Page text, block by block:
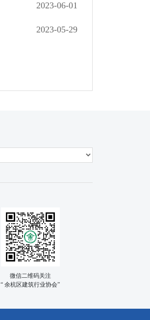
2023-06-01
2023-05-29
微信二维码关注
“ 余杭区建筑行业协会”